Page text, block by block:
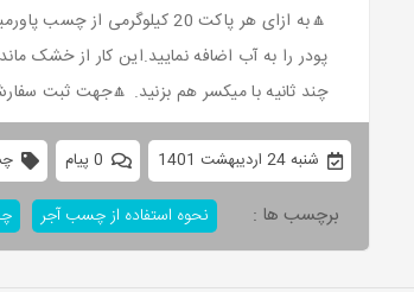
چند ثانیه با میکسر هم بزنید. 🔼جهت ثبت سفارش از
شنبه 24 اردیبهشت 1401 0 پیام
برچسب ها : نحوه استفاده از چسب آجر